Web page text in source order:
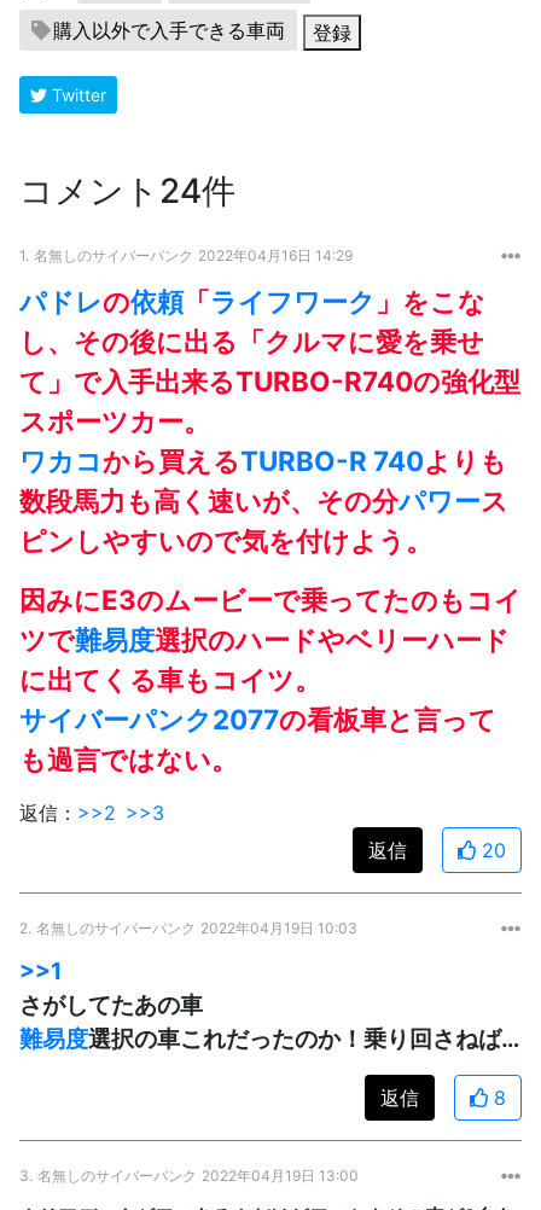
購入以外で入手できる車両
登録
Twitter
コメント24件
1. 名無しのサイバーパンク 2022年04月16日 14:29
パドレの依頼「ライフワーク 」をこな
し、その後に出る「クルマに愛を乗せ
て」で入手出来るTURBO-R740の強化型
スポーツカー。
ワカコから買えるTURBO-R 740よりも
数段馬力も高く速いが、その分パワース
ピンしやすいので気を付けよう。
因みにE3のムービーで乗ってたのもコイ
ツで難易度選択のハードやベリーハード
に出てくる車もコイツ。
サイバーパンク2077の看板車と言って
も過言ではない。
返信： >>2 >>3
返信
20
2. 名無しのサイバーパンク 2022年04月19日 10:03
>>1
さがしてたあの車
難易度選択の車これだったのか！乗り回さねば…
返信 8
3. 名無しのサイバーパンク 2022年04月19日 13:00